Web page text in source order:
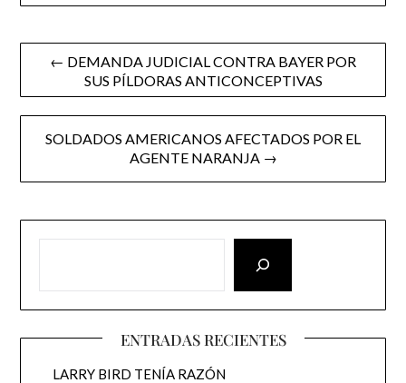
Post
navigation
← DEMANDA JUDICIAL CONTRA BAYER POR
SUS PÍLDORAS ANTICONCEPTIVAS
SOLDADOS AMERICANOS AFECTADOS POR EL
AGENTE NARANJA →
ENTRADAS RECIENTES
LARRY BIRD TENÍA RAZÓN